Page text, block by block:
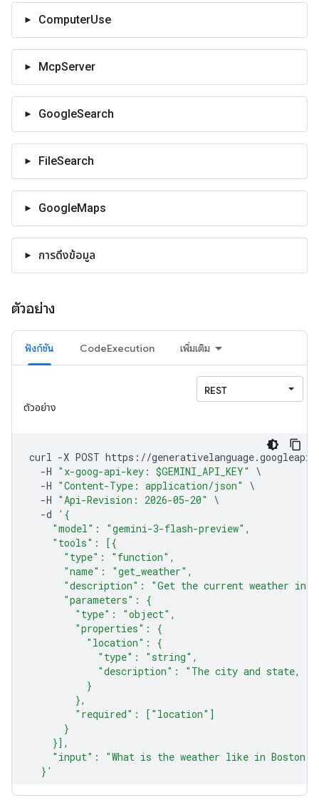
ComputerUse
McpServer
GoogleSearch
FileSearch
GoogleMaps
การดึงข้อมูล
ตัวอย่าง
ฟังก์ชัน CodeExecution เพิ่มเติม